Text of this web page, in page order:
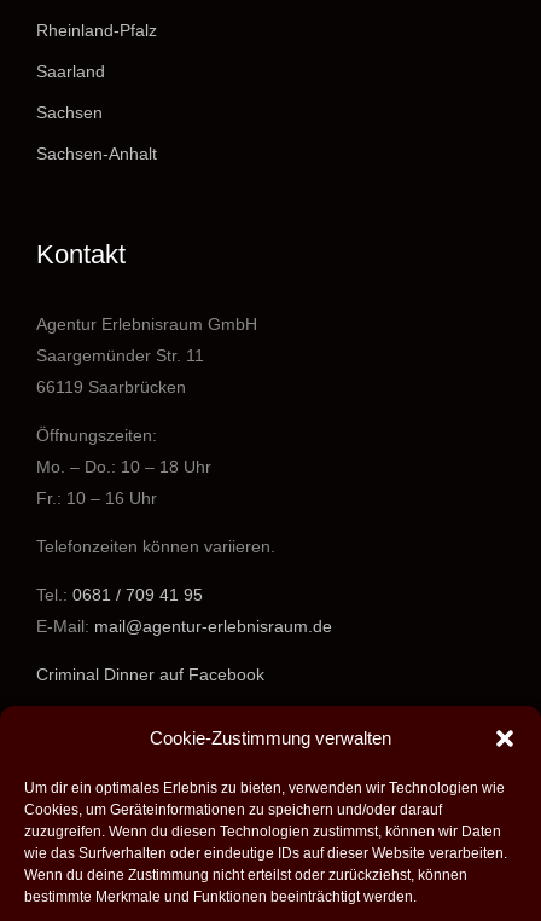
Cookie-Zustimmung verwalten
Um dir ein optimales Erlebnis zu bieten, verwenden wir Technologien wie
Cookies, um Geräteinformationen zu speichern und/oder darauf
zuzugreifen. Wenn du diesen Technologien zustimmst, können wir Daten
wie das Surfverhalten oder eindeutige IDs auf dieser Website verarbeiten.
Wenn du deine Zustimmung nicht erteilst oder zurückziehst, können
bestimmte Merkmale und Funktionen beeinträchtigt werden.
Rheinland-Pfalz
Saarland
Sachsen
Sachsen-Anhalt
Kontakt
Agentur Erlebnisraum GmbH
Saargemünder Str. 11
66119 Saarbrücken
Öffnungszeiten:
Mo. – Do.: 10 – 18 Uhr
Fr.: 10 – 16 Uhr
Telefonzeiten können variieren.
Tel.: 0681 / 709 41 95
E-Mail: mail@agentur-erlebnisraum.de
Criminal Dinner auf Facebook